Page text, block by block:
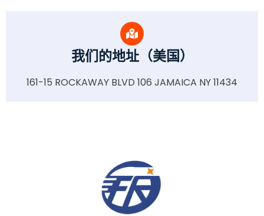
我们的地址（美国）
161-15 ROCKAWAY BLVD 106 JAMAICA NY 11434